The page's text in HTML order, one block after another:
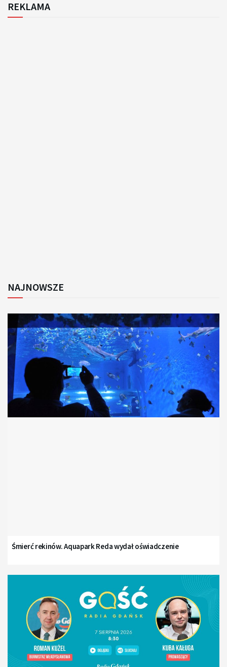
REKLAMA
NAJNOWSZE
Śmierć rekinów. Aquapark Reda wydał oświadczenie